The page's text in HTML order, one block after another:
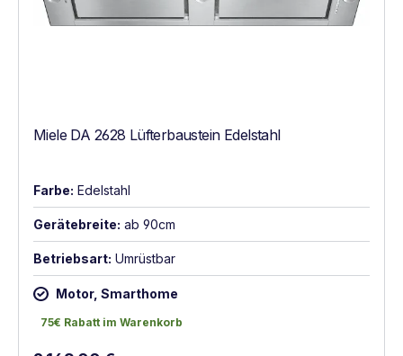
Miele DA 2628 Lüfterbaustein Edelstahl
Farbe: Edelstahl
Gerätebreite: ab 90cm
Betriebsart: Umrüstbar
Motor, Smarthome
75€ Rabatt im Warenkorb
75€ Rabatt im Warenkorb